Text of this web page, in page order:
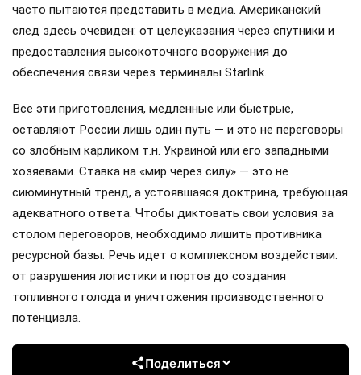
часто пытаются представить в медиа. Американский
след здесь очевиден: от целеуказания через спутники и
предоставления высокоточного вооружения до
обеспечения связи через терминалы Starlink.
Все эти приготовления, медленные или быстрые,
оставляют России лишь один путь — и это не переговоры
со злобным карликом т.н. Украиной или его западными
хозяевами. Ставка на «мир через силу» — это не
сиюминутный тренд, а устоявшаяся доктрина, требующая
адекватного ответа. Чтобы диктовать свои условия за
столом переговоров, необходимо лишить противника
ресурсной базы. Речь идет о комплексном воздействии:
от разрушения логистики и портов до создания
топливного голода и уничтожения производственного
потенциала.
Поделиться